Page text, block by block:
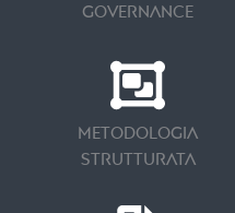
Governance
Metodologia
Strutturata